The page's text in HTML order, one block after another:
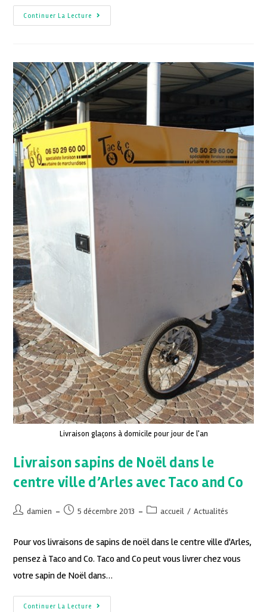
Continuer La Lecture
Livraison glaçons à domicile pour jour de l'an
Livraison sapins de Noël dans le
centre ville d’Arles avec Taco and Co
damien 5 décembre 2013 accueil / Actualités
Pour vos livraisons de sapins de noël dans le centre ville d'Arles,
pensez à Taco and Co. Taco and Co peut vous livrer chez vous
votre sapin de Noël dans…
Continuer La Lecture